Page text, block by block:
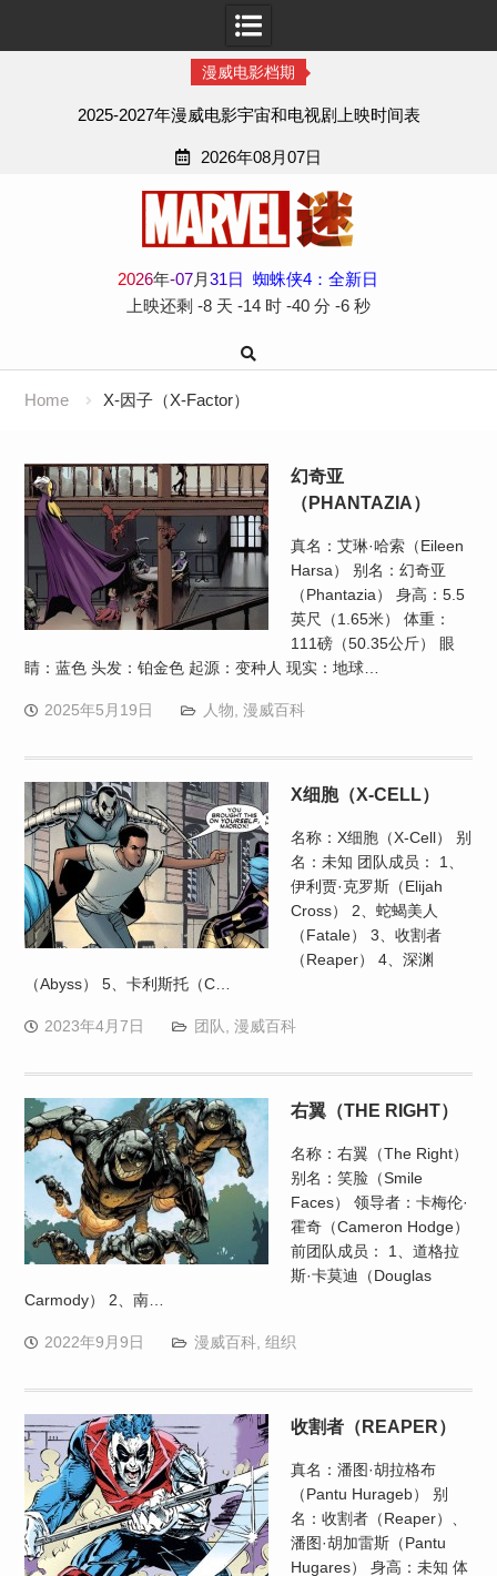
漫威电影档期
2025-2027年漫威电影宇宙和电视剧上映时间表
2026年08月07日
2026年-07月31日
蜘蛛侠4：全新日
上映还剩 -8 天 -14 时 -40 分 -6 秒
Home X-因子（X-Factor）
幻奇亚
（PHANTAZIA）
真名：艾琳·哈索（Eileen
Harsa） 别名：幻奇亚
（Phantazia） 身高：5.5
英尺（1.65米） 体重：
111磅（50.35公斤） 眼
睛：蓝色 头发：铂金色 起源：变种人 现实：地球…
2025年5月19日 人物 漫威百科
X细胞（X-CELL）
名称：X细胞（X-Cell） 别
名：未知 团队成员： 1、
伊利贾·克罗斯（Elijah
Cross） 2、蛇蝎美人
（Fatale） 3、收割者
（Reaper） 4、深渊
（Abyss） 5、卡利斯托（C…
2023年4月7日 团队 漫威百科
右翼（THE RIGHT）
名称：右翼（The Right）
别名：笑脸（Smile
Faces） 领导者：卡梅伦·
霍奇（Cameron Hodge）
前团队成员： 1、道格拉
斯·卡莫迪（Douglas
Carmody） 2、南…
2022年9月9日 漫威百科, 组织
收割者（REAPER）
真名：潘图·胡拉格布
（Pantu Hurageb） 别
名：收割者（Reaper）、
潘图·胡加雷斯（Pantu
Hugares） 身高：未知 体